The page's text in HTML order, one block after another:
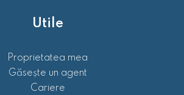
Utile
Proprietatea mea
Găsește un agent
Cariere